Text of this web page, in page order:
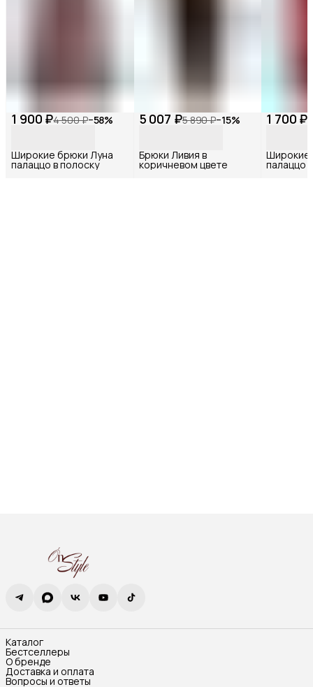
1 900 ₽4 500 ₽−58%
Широкие брюки Луна
палаццо в полоску
5 007 ₽5 890 ₽−15%
Брюки Ливия в
коричневом цвете
1 700 ₽
Широкие
палаццо
Каталог
Бестселлеры
О бренде
Доставка и оплата
Вопросы и ответы